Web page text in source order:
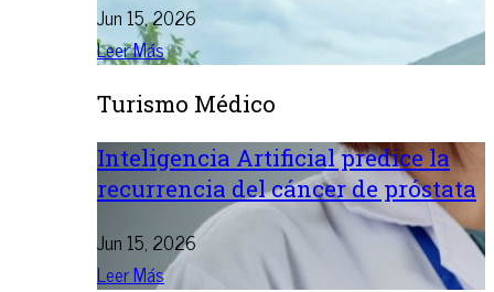
Jun 15, 2026
Leer Más
Turismo Médico
Inteligencia Artificial predice la
recurrencia del cáncer de próstata
Jun 15, 2026
Leer Más